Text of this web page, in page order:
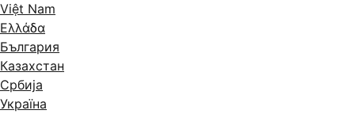
Việt Nam
Ελλάδα
България
Казахстан
Србија
Україна